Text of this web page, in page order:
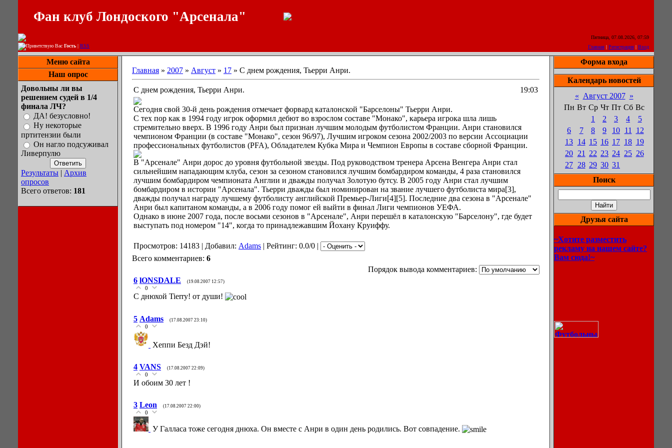
Фан клуб Лондоского "Арсенала"
Пятница, 07.08.2026, 07:59
Приветствую Вас Гость | RSS Главная | Регистрация | Вход
Меню сайта
Наш опрос
Довольны ли вы
решением судей в 1/4
финала ЛЧ?
ДА! безусловно!
Ну некоторые
пртитензии были
Он нагло подсуживал
Ливерпулю
Результаты | Архив
опросов
Всего ответов: 181
Главная » 2007 » Август » 17 » С днем рождения, Тьерри Анри.
С днем рождения, Тьерри Анри. 19:03
Сегодня свой 30-й день рождения отмечает форвард каталонской "Барселоны" Тьерри Анри.
С тех пор как в 1994 году игрок оформил дебют во взрослом составе "Монако", карьера игрока шла лишь
стремительно вверх. В 1996 году Анри был признан лучшим молодым футболистом Франции. Анри становился
чемпионом Франции (в составе "Монако", сезон 96/97), Лучшим игроком сезона 2002/2003 по версии Ассоциации
профессиональных футболистов (PFA), Обладателем Кубка Мира и Чемпион Европы в составе сборной Франции.
В "Арсенале" Анри дорос до уровня футбольной звезды. Под руководством тренера Арсена Венгера Анри стал
сильнейшим нападающим клуба, сезон за сезоном становился лучшим бомбардиром команды, 4 раза становился
лучшим бомбардиром чемпионата Англии и дважды получал Золотую бутсу. В 2005 году Анри стал лучшим
бомбардиром в истории "Арсенала". Тьерри дважды был номинирован на звание лучшего футболиста мира[3],
дважды получал награду лучшему футболисту английской Премьер-Лиги[4][5]. Последние два сезона в "Арсенале"
Анри был капитаном команды, а в 2006 году помог ей выйти в финал Лиги чемпионов УЕФА.
Однако в июне 2007 года, после восьми сезонов в "Арсенале", Анри перешёл в каталонскую "Барселону", где будет
выступать под номером "14", когда то принадлежавшим Йохану Круиффу.
Просмотров: 14183 | Добавил: Adams | Рейтинг: 0.0/0 |
Всего комментариев: 6
Порядок вывода комментариев:
6 lONSDALE (19.08.2007 12:57)
0
С днюхой Tierry! от души!
5 Adams (17.08.2007 23:10)
0
Хеппи Безд Дэй!
4 VANS (17.08.2007 22:09)
0
И обоим 30 лет !
3 Leon (17.08.2007 22:00)
0
У Галласа тоже сегодня днюха. Он вместе с Анри в один день родились. Вот совпадение.
Форма входа
Календарь новостей
« Август 2007 »
Пн Вт Ср Чт Пт Сб Вс
1
2 3 4
5
6
7 8 9 10 11
12
13 14 15 16 17 18 19
20 21 22 23 24 25 26
27 28 29 30 31
Поиск
Друзья сайта
~Хотите разместить
рекламу на нашем сайте?
Вам сюда!~